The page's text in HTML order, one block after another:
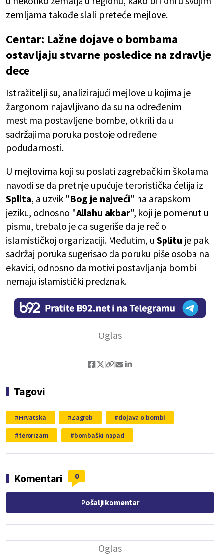
zemljama takođe slali preteće mejlove.
Centar: Lažne dojave o bombama
ostavljaju stvarne posledice na zdravlje
dece
Istražitelji su, analizirajući mejlove u kojima je
žargonom najavljivano da su na određenim
mestima postavljene bombe, otkrili da u
sadržajima poruka postoje određene
podudarnosti.
U mejlovima koji su poslati zagrebačkim školama
navodi se da pretnje upućuje teroristička ćelija iz
Splita, a uzvik "Bog je najveći" na arapskom
jeziku, odnosno "Allahu akbar", koji je pomenut u
pismu, trebalo je da sugeriše da je reč o
islamističkoj organizaciji. Međutim, u Splitu je pak
sadržaj poruka sugerisao da poruku piše osoba na
ekavici, odnosno da motivi postavljanja bombi
nemaju islamistički predznak.
Tagovi
Hrvatska Zagreb
dojava o bombi
terorizam
bombaški napad
Komentari 0
Pošalji komentar